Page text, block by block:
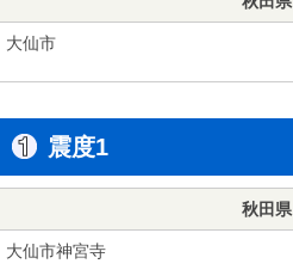
大仙市
震度1
秋田県
大仙市神宮寺